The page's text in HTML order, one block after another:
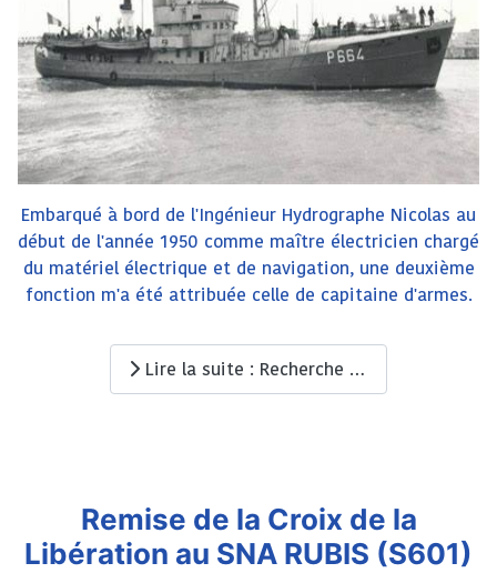
Embarqué à bord de l'Ingénieur Hydrographe Nicolas au
début de l'année 1950 comme maître électricien chargé
du matériel électrique et de navigation, une deuxième
fonction m'a été attribuée celle de capitaine d'armes.
Lire la suite : Recherche et identification du sous-marin MORSE (Q117)
Remise de la Croix de la
Libération au SNA RUBIS (S601)